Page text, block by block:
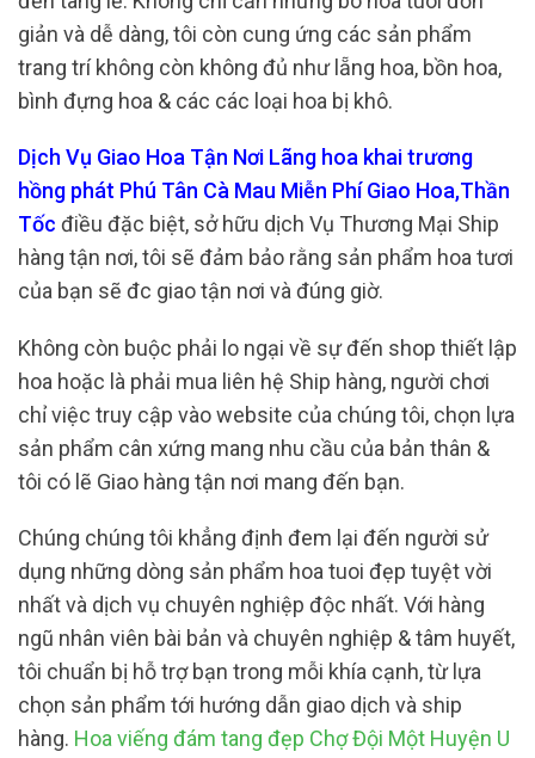
giản và dễ dàng, tôi còn cung ứng các sản phẩm
trang trí không còn không đủ như lẵng hoa, bồn hoa,
bình đựng hoa & các các loại hoa bị khô.
Dịch Vụ Giao Hoa Tận Nơi Lãng hoa khai trương
hồng phát Phú Tân Cà Mau Miễn Phí Giao Hoa,Thần
Tốc điều đặc biệt, sở hữu dịch Vụ Thương Mại Ship
hàng tận nơi, tôi sẽ đảm bảo rằng sản phẩm hoa tươi
của bạn sẽ đc giao tận nơi và đúng giờ.
Không còn buộc phải lo ngại về sự đến shop thiết lập
hoa hoặc là phải mua liên hệ Ship hàng, người chơi
chỉ việc truy cập vào website của chúng tôi, chọn lựa
sản phẩm cân xứng mang nhu cầu của bản thân &
tôi có lẽ Giao hàng tận nơi mang đến bạn.
Chúng chúng tôi khẳng định đem lại đến người sử
dụng những dòng sản phẩm hoa tuoi đẹp tuyệt vời
nhất và dịch vụ chuyên nghiệp độc nhất. Với hàng
ngũ nhân viên bài bản và chuyên nghiệp & tâm huyết,
tôi chuẩn bị hỗ trợ bạn trong mỗi khía cạnh, từ lựa
chọn sản phẩm tới hướng dẫn giao dịch và ship
hàng. Hoa viếng đám tang đẹp Chợ Đội Một Huyện U